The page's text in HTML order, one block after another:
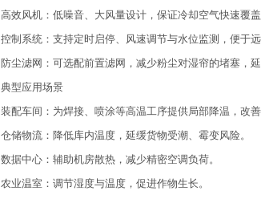
高效风机：低噪音、大风量设计，保证冷却空气快速覆盖
控制系统：支持定时启停、风速调节与水位监测，便于远
防尘滤网：可选配前置滤网，减少粉尘对湿帘的堵塞，延
典型应用场景
装配车间：为焊接、喷涂等高温工序提供局部降温，改善
仓储物流：降低库内温度，延缓货物受潮、霉变风险。
数据中心：辅助机房散热，减少精密空调负荷。
农业温室：调节湿度与温度，促进作物生长。